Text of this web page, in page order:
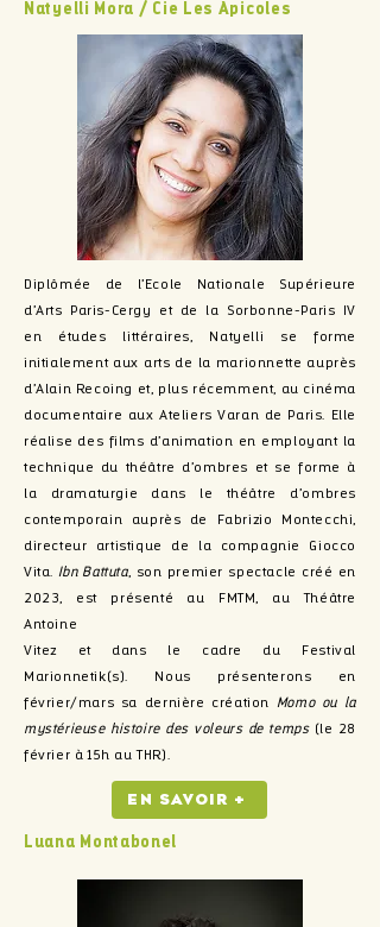
Natyelli Mora / Cie Les Apicoles
Diplômée de l’Ecole Nationale Supérieure
d’Arts Paris-Cergy et de la Sorbonne-Paris IV
en études littéraires, Natyelli se forme
initialement aux arts de la marionnette auprès
d’Alain Recoing et, plus récemment, au cinéma
documentaire aux Ateliers Varan de Paris. Elle
réalise des films d’animation en employant la
technique du théâtre d’ombres et se forme à
la dramaturgie dans le théâtre d’ombres
contemporain auprès de Fabrizio Montecchi,
directeur artistique de la compagnie Giocco
Vita.Ibn Battuta, son premier spectacle créé en
2023, est présenté au FMTM, au Théâtre
Antoine
Vitez et dans le cadre du Festival
Marionnetik(s). Nous présenterons en
février/mars sa dernière création Momo ou la
mystérieuse histoire des voleurs de temps (le 28
février à 15h au THR).
En savoir +
Luana Montabonel